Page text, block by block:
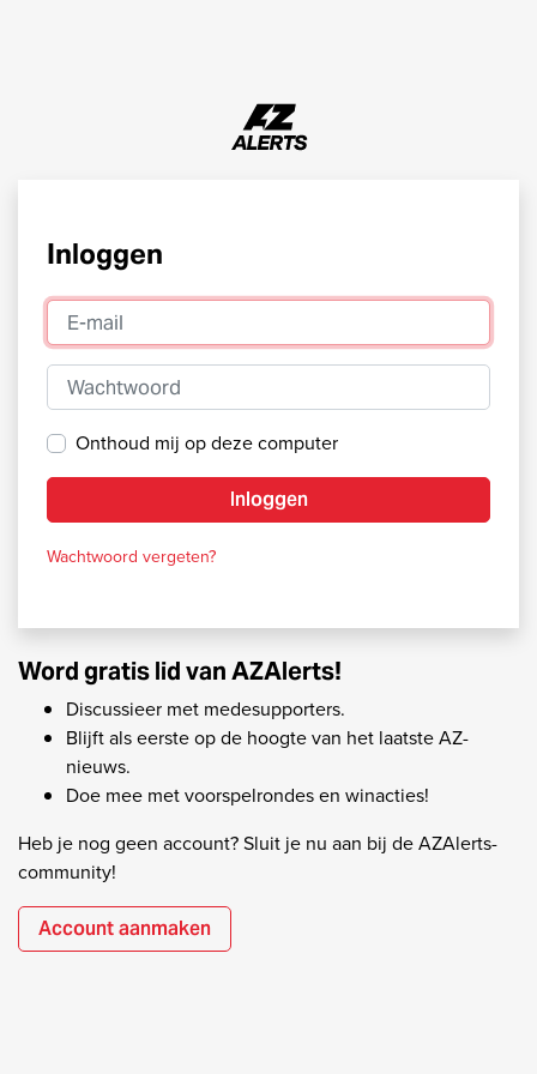
Inloggen
E-mail
Wachtwoord
Onthoud mij op deze computer
Inloggen
Wachtwoord vergeten?
Word gratis lid van AZAlerts!
Discussieer met medesupporters.
Blijft als eerste op de hoogte van het laatste AZ-
nieuws.
Doe mee met voorspelrondes en winacties!
Heb je nog geen account? Sluit je nu aan bij de AZAlerts-
community!
Account aanmaken